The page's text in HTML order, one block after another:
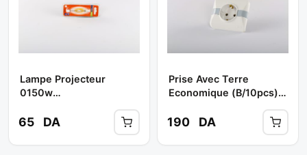
Lampe Projecteur
0150w
SOGELEC
65 DA
Prise Avec Terre
Economique (b/10pcs)
190 DA